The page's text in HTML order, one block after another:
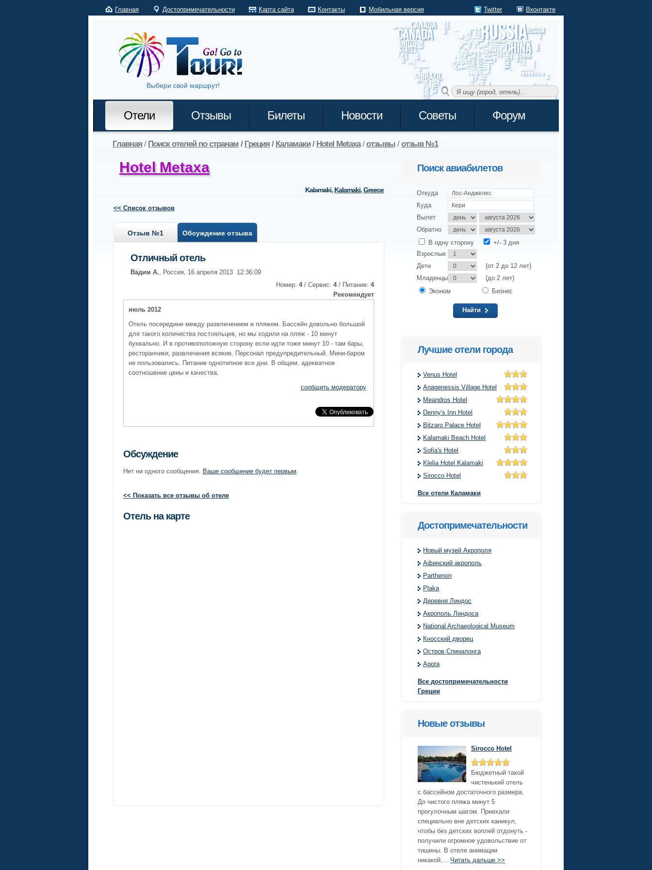
Главная Достопримечательности Карта сайта Контакты Мобильная версия Twitter Вконтакте
Выбери свой маршрут!
Отели Отзывы Билеты Новости Советы Форум
Главная / Поиск отелей по странам / Греция / Каламаки/ Hotel Metaxa/отзывы /отзыв №1
Hotel Metaxa
Kalamaki, Kalamaki,Greece
<< Список отзывов
Отзыв №1 Обсуждение отзыва
Отличный отель
Вадим А., Россия, 16 апреля 2013 12:36:09
Номер: 4/ Сервис: 4/ Питание: 4
Рекомендует
июль 2012
Отель посередине между развлечением и пляжем. Бассейн довольно большой
для такого количества постояльцев, но мы ходили на пляж - 10 минут
буквально. И в противоположную сторону если идти тоже минут 10 - там бары,
ресторанчики, развлечения всякие. Персонал предупредительный. Мини-баром
не пользовались. Питание однотипное все дни. В общем, адекватное
соотношение цены и качества.
сообщить модератору
Обсуждение
Нет ни одного сообщения. Ваше сообщение будет первым.
<< Показать все отзывы об отеле
Отель на карте
Поиск авиабилетов
Откуда
Куда
Вылет
Обратно
В одну сторону
+/- 3 дня
Взрослые
Дети
(от 2 до 12 лет)
Младенцы
(до 2 лет)
Эконом
Бизнес
Найти
Лучшие отели города
Venus Hotel
Anagenessis Village Hotel
Meandros Hotel
Denny's Inn Hotel
Bitzaro Palace Hotel
Kalamaki Beach Hotel
Sofia's Hotel
Klelia Hotel Kalamaki
Sirocco Hotel
Все отели Каламаки
Достопримечательности
Новый музей Акрополя
Афинский акрополь
Parthenon
Plaka
Деревня Линдос
Акрополь Линдоса
National Archaeological Museum
Кносский дворец
Остров Спиналонга
Agora
Все достопримечательности
Греции
Новые отзывы
Sirocco Hotel
Бюджетный такой
чистенький отель
с бассейном достаточного размера.
До чистого пляжа минут 5
прогулочным шагом. Приехали
специально вне детских каникул,
чтобы без детских воплей отдонуть -
получили огромное удовольствие от
тишины. В отеле анимации
никакой,... Читать дальше >>